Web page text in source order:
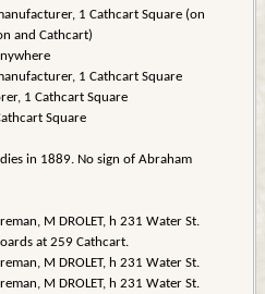
1 Cathcart Square (on
and Cathcart)
1 Cathcart Square
1 Cathcart Square
Square
in 1889. No sign of Abraham
M DROLET, h 231 Water St.
at 259 Cathcart.
M DROLET, h 231 Water St.
M DROLET, h 231 Water St.